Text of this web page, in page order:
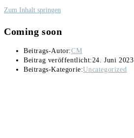
Zum Inhalt springen
Coming soon
Beitrags-Autor:CM
Beitrag veröffentlicht:24. Juni 2023
Beitrags-Kategorie:Uncategorized